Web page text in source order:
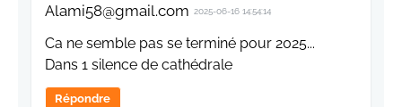
Alami58@gmail.com 2025-06-16 14:54:14
Ca ne semble pas se terminé pour 2025...
Dans 1 silence de cathédrale
Répondre